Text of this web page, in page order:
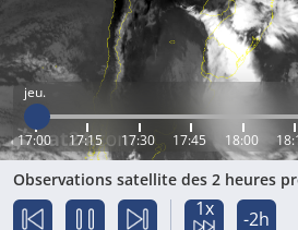
jeu.
17:00 17:15 17:30 17:45 18:00
Observations satellite des 2 heures
1x -2h